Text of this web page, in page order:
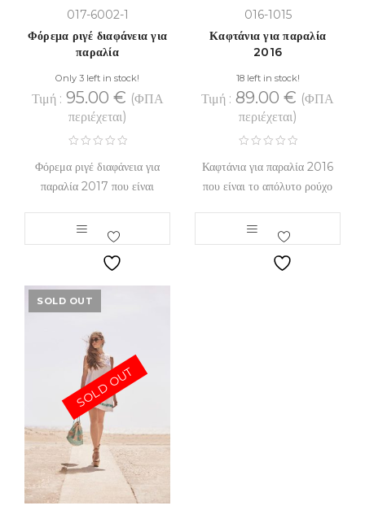
017-6002-1
Φόρεμα ριγέ διαφάνεια για
παραλία
Only 3 left in stock!
Τιμή : 95.00 € (ΦΠΑ
περιέχεται)
Φόρεμα ριγέ διαφάνεια για
παραλία 2017 που είναι
016-1015
Καφτάνια για παραλία
2016
18 left in stock!
Τιμή : 89.00 € (ΦΠΑ
περιέχεται)
Καφτάνια για παραλία 2016
που είναι το απόλυτο ρούχο
SOLD OUT
SOLD OUT